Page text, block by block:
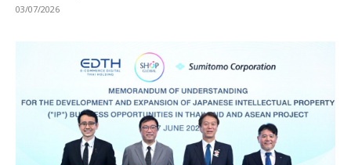
03/07/2026